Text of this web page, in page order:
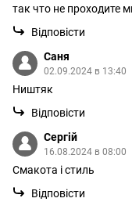
так что не проходите
Відповісти
Саня
02.09.2024 в 13:40
Ништяк
Відповісти
Сергій
16.08.2024 в 08:00
Смакота і стиль
Відповісти